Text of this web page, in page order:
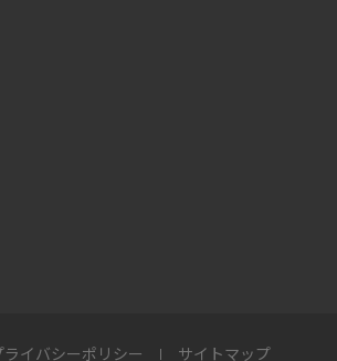
ライバシーポリシー サイトマップ